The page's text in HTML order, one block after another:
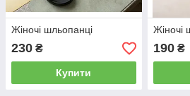
Жіночі шльопанці
230 ₴
Купити
Жіночі
190₴